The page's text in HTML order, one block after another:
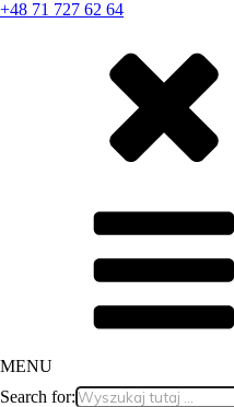
+48 71 727 62 64
MENU
Search for: